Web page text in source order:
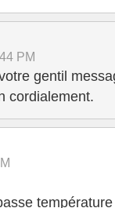
PM
gentil
cordialement.
température